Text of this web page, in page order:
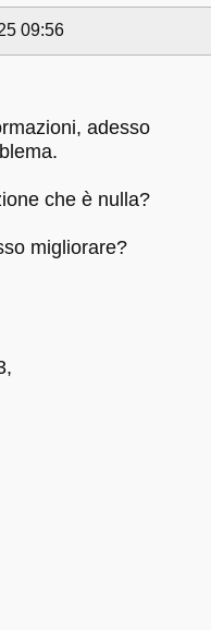
09:56
adesso
che è nulla?
migliorare?